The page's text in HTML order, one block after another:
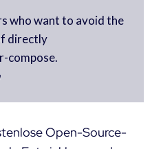
who want to avoid the
directly
compose.
Open-Source-